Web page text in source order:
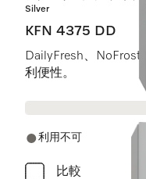
Silver
KFN 4375 DD
DailyFresh、
利便性。
利用不可
比較